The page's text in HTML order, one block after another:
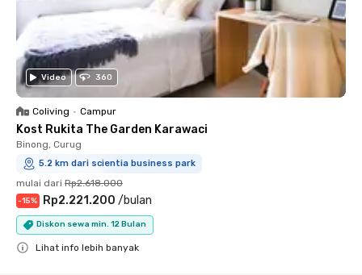
Video 360
Coliving • Campur
Kost Rukita The Garden Karawaci
Binong, Curug
5.2 km dari scientia business park
mulai dari Rp2.618.000
-15% Rp2.221.200 /bulan
Diskon sewa min. 12 Bulan
Lihat info lebih banyak